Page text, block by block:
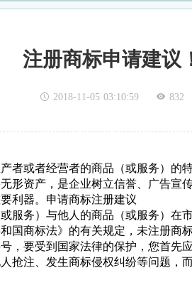
注册商标申请建议
2018-11-05 03:10:59 832
者或者经营者的商品（或服务）的特
形资产，是企业树立信誉、广告宣
利器。申请商标注册建议
服务）与他人的商品（或服务）在
国商标法》的有关规定，未注册商
，要受到国家法律的保护，您首先
抢注、发生商标侵权纠纷等问题，